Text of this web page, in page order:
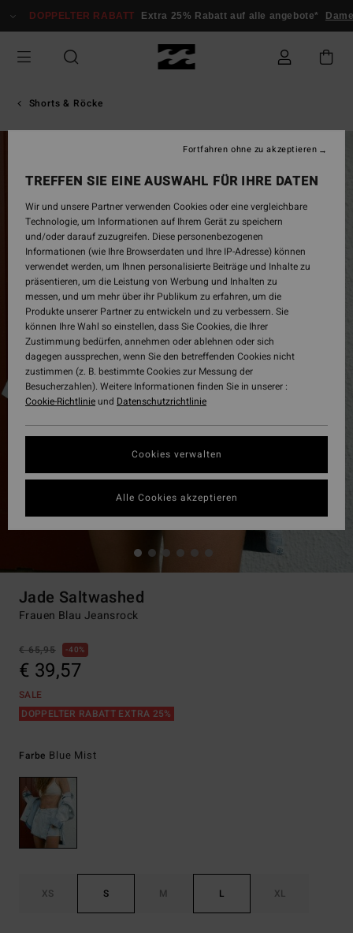
zur
springen
DOPPELTER RABATT Extra 25% Rabatt auf alle angebote* Damen
Shorts & Röcke
Jade Saltwashed
Frauen Blau Jeansrock
€ 65,95 40%
€ 39,57
SALE
DOPPELTER RABATT EXTRA 25%
Farbe Blue Mist
XS S M L XL
TREFFEN SIE EINE AUSWAHL FÜR IHRE DATEN
Wir und unsere Partner verwenden Cookies oder eine vergleichbare
Technologie, um Informationen auf Ihrem Gerät zu speichern
und/oder darauf zuzugreifen. Diese personenbezogenen
Informationen (wie Ihre Browserdaten und Ihre IP-Adresse) können
verwendet werden, um Ihnen personalisierte Beiträge und Inhalte zu
präsentieren, um die Leistung von Werbung und Inhalten zu
messen, und um mehr über ihr Publikum zu erfahren, um die
Produkte unserer Partner zu entwickeln und zu verbessern. Sie
können Ihre Wahl so einstellen, dass Sie Cookies, die Ihrer
Zustimmung bedürfen, annehmen oder ablehnen oder sich
dagegen aussprechen, wenn Sie den betreffenden Cookies nicht
zustimmen (z. B. bestimmte Cookies zur Messung der
Besucherzahlen). Weitere Informationen finden Sie in unserer :
Cookie-Richtlinieund Datenschutzrichtlinie
Cookies verwalten
Fortfahren ohne zu akzeptieren
Alle Cookies akzeptieren